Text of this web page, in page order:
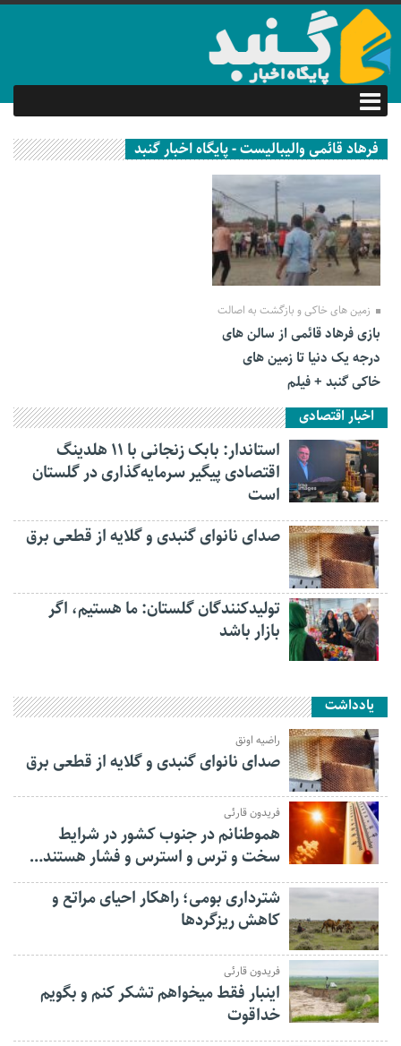
فرهاد قائمی والیبالیست - پایگاه اخبار گنبد
11 اردیبهشت 1402
زمین های خاکی و بازگشت به اصالت
بازی فرهاد قائمی از سالن های
درجه یک دنیا تا زمین های
خاکی گنبد + فیلم
اخبار اقتصادی
استاندار: بابک زنجانی با ۱۱ هلدینگ
اقتصادی پیگیر سرمایه‌گذاری در گلستان
است
صدای نانوای گنبدی و گلایه از قطعی برق
تولیدکنندگان گلستان: ما هستیم، اگر
بازار باشد
یادداشت
راضیه اونق
صدای نانوای گنبدی و گلایه از قطعی برق
فریدون قارئی
هموطنانم در جنوب کشور در شرایط
سخت و ترس و استرس و فشار هستند…
شترداری بومی؛ راهکار احیای مراتع و
کاهش ریزگردها
فریدون قارئی
اینبار فقط میخواهم تشکر کنم و بگویم
خداقوت